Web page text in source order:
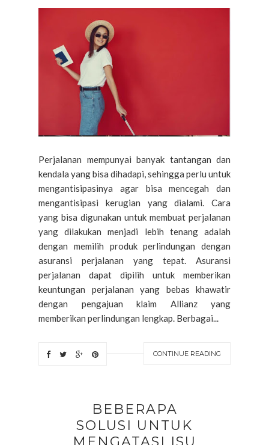
Perjalanan mempunyai banyak tantangan dan
kendala yang bisa dihadapi, sehingga perlu untuk
mengantisipasinya agar bisa mencegah dan
mengantisipasi kerugian yang dialami. Cara
yang bisa digunakan untuk membuat perjalanan
yang dilakukan menjadi lebih tenang adalah
dengan memilih produk perlindungan dengan
asuransi perjalanan yang tepat. Asuransi
perjalanan dapat dipilih untuk memberikan
keuntungan perjalanan yang bebas khawatir
dengan pengajuan klaim Allianz yang
memberikan perlindungan lengkap. Berbagai...
CONTINUE READING
BEBERAPA
SOLUSI UNTUK